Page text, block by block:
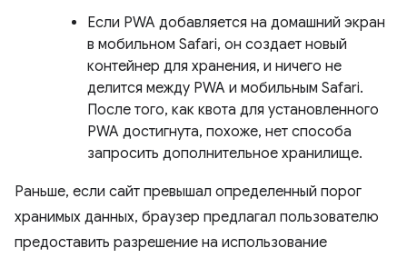
Если PWA добавляется на домашний экран
в мобильном Safari, он создает новый
контейнер для хранения, и ничего не
делится между PWA и мобильным Safari.
После того, как квота для установленного
PWA достигнута, похоже, нет способа
запросить дополнительное хранилище.
Раньше, если сайт превышал определенный порог
хранимых данных, браузер предлагал пользователю
предоставить разрешение на использование